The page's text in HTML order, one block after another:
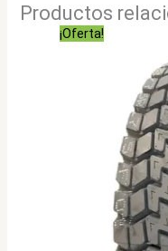
Productos
¡Oferta!